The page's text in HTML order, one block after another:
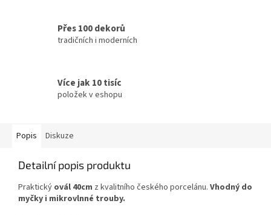
Přes 100 dekorů
tradičních i moderních
Více jak 10 tisíc
položek v eshopu
Popis Diskuze
Detailní popis produktu
Praktický ovál 40cm z kvalitního českého porcelánu. Vhodný do
myčky i mikrovlnné trouby.